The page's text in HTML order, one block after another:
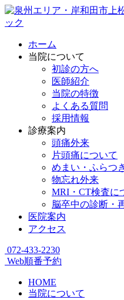
ホーム
当院について
初診の方へ
医師紹介
当院の特徴
よくある質問
採用情報
診療案内
頭痛外来
片頭痛について
めまい・ふらつ
物忘れ外来
MRI・CT検査に
脳卒中の診断・
医院案内
アクセス
072-433-2230
Web順番予約
HOME
当院について